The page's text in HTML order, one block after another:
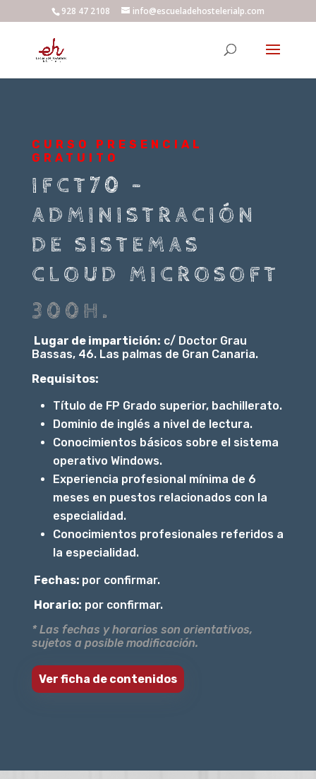
928 47 2108 info@escueladehostelerialp.com
CURSO PRESENCIAL
GRATUITO
IFCT70 –
ADMINISTRACIÓN
DE SISTEMAS
CLOUD MICROSOFT
300H.
Lugar de impartición: c/ Doctor Grau
Bassas, 46. Las palmas de Gran Canaria.
Requisitos:
Título de FP Grado superior, bachillerato.
Dominio de inglés a nivel de lectura.
Conocimientos básicos sobre el sistema
operativo Windows.
Experiencia profesional mínima de 6
meses en puestos relacionados con la
especialidad.
Conocimientos profesionales referidos a
la especialidad.
Fechas: por confirmar.
Horario: por confirmar.
* Las fechas y horarios son orientativos,
sujetos a posible modificación.
Ver ficha de contenidos